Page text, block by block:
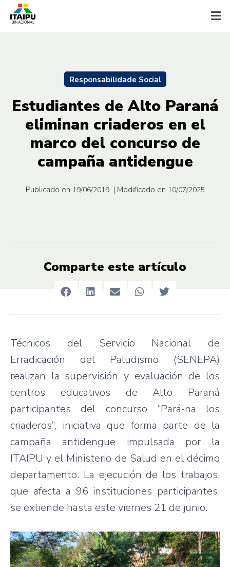
Responsabilidade Social
Estudiantes de Alto Paraná
eliminan criaderos en el
marco del concurso de
campaña antidengue
Publicado en 19/06/2019 | Modificado en 10/07/2025
Comparte este artículo
Técnicos del Servicio Nacional de
Erradicación del Paludismo (SENEPA)
realizan la supervisión y evaluación de los
centros educativos de Alto Paraná
participantes del concurso “Pará-na los
criaderos”, iniciativa que forma parte de la
campaña antidengue impulsada por la
ITAIPU y el Ministerio de Salud en el décimo
departamento. La ejecución de los trabajos,
que afecta a 96 instituciones participantes,
se extiende hasta este viernes 21 de junio.